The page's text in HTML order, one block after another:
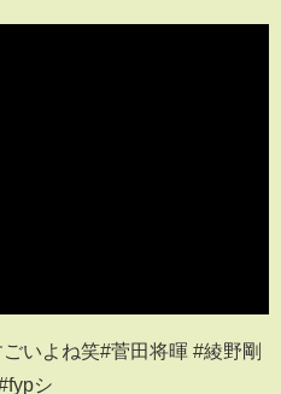
いよね笑#菅田将暉 #綾野剛
シ